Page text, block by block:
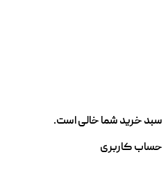
سبد خرید شما خالی است.
حساب کاربری